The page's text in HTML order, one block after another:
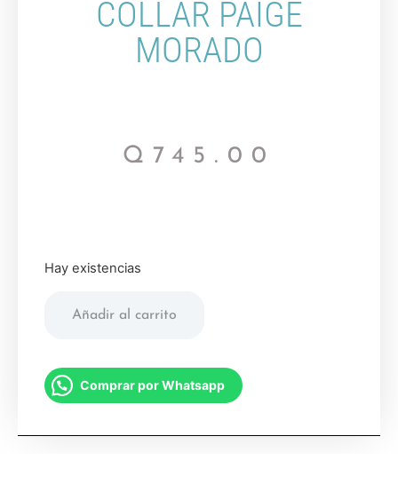
COLLAR PAIGE
MORADO
Q 745.00
Hay existencias
Añadir al carrito
Comprar por Whatsapp